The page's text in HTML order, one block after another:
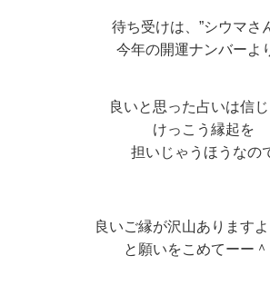
待ち受けは、”シウマさ
今年の開運ナンバーよ
良いと思った占いは信
けっこう縁起を
担いじゃうほうなの
良いご縁が沢山ありますよ
と願いをこめてーー＾